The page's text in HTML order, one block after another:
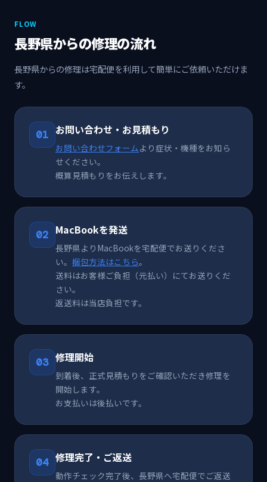
FLOW
長野県からの修理の流れ
長野県からの修理は宅配便を利用して簡単にご依頼いただけま
す。
01 お問い合わせ・お見積もり
お問い合わせフォームより症状・機種をお知ら
せください。
概算見積もりをお伝えします。
02 MacBookを発送
長野県よりMacBookを宅配便でお送りくださ
い。 梱包方法はこちら。
送料はお客様ご負担（元払い）にてお送りくだ
さい。
返送料は当店負担です。
03 修理開始
到着後、正式見積もりをご確認いただき修理を
開始します。
お支払いは後払いです。
04 修理完了・ご返送
動作チェック完了後、長野県へ宅配便でご返送